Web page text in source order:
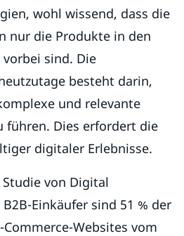
wohl wissend, dass die
nur die Produkte in den
sind. Die
besteht darin,
und relevante
führen. Dies erfordert die
digitaler Erlebnisse.
von Digital
Einkäufer sind 51 % der
Commerce-Websites vom